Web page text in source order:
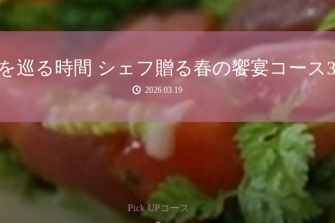
ひととき、美食シェフ3名の特別コー
2026.03.15
Pick UPコース